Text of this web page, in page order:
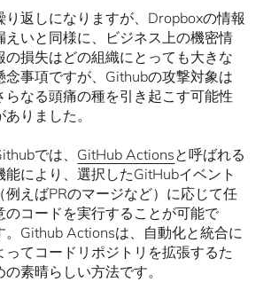
り返しになりますが、Dropboxの情報
えいと同様に、ビジネス上の機密情
の損失はどの組織にとっても大きな
念事項ですが、Githubの攻撃対象は
らなる頭痛の種を引き起こす可能性
ありました。
では、 GitHub Actionsと呼ばれる
能により、選択したGitHubイベント
（例えばPRのマージなど）に応じて任
のコードを実行することが可能で
。Github Actionsは、自動化と統合に
ってコードリポジトリを拡張するた
の素晴らしい方法です。